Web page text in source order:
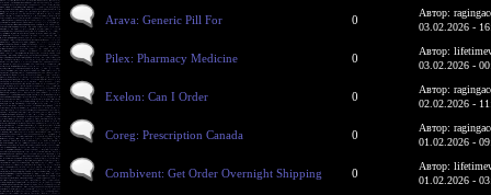
Arava: Generic Pill For 0
Автор:
03.02.2026 -
Pilex: Pharmacy Medicine 0
Автор:
03.02.2026 -
Exelon: Can I Order 0
Автор:
02.02.2026 -
Coreg: Prescription Canada 0
Автор:
01.02.2026 -
Combivent: Get Order Overnight Shipping 0
Автор:
01.02.2026 -